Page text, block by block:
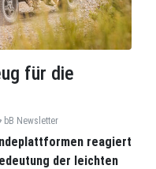
für die
bB Newsletter
reagiert
der leichten